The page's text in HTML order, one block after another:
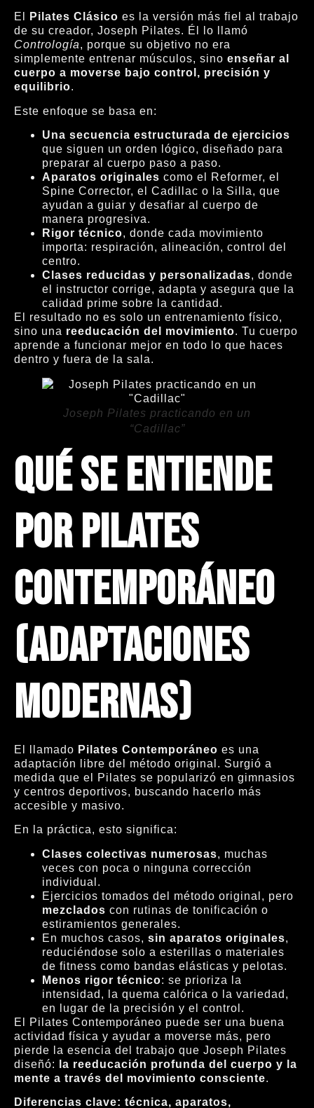
El Pilates Clásico es la versión más fiel al trabajo
de su creador, Joseph Pilates. Él lo llamó
Contrología, porque su objetivo no era
simplemente entrenar músculos, sino enseñar al
cuerpo a moverse bajo control, precisión y
equilibrio.
Este enfoque se basa en:
Una secuencia estructurada de ejercicios
que siguen un orden lógico, diseñado para
preparar al cuerpo paso a paso.
Aparatos originales como el Reformer, el
Spine Corrector, el Cadillac o la Silla, que
ayudan a guiar y desafiar al cuerpo de
manera progresiva.
Rigor técnico, donde cada movimiento
importa: respiración, alineación, control del
centro.
Clases reducidas y personalizadas, donde
el instructor corrige, adapta y asegura que la
calidad prime sobre la cantidad.
El resultado no es solo un entrenamiento físico,
sino una reeducación del movimiento. Tu cuerpo
aprende a funcionar mejor en todo lo que haces
dentro y fuera de la sala.
Joseph Pilates practicando en un
“Cadillac”
Qué se entiende
por Pilates
Contemporáneo
(adaptaciones
modernas)
El llamado Pilates Contemporáneo es una
adaptación libre del método original. Surgió a
medida que el Pilates se popularizó en gimnasios
y centros deportivos, buscando hacerlo más
accesible y masivo.
En la práctica, esto significa:
Clases colectivas numerosas, muchas
veces con poca o ninguna corrección
individual.
Ejercicios tomados del método original, pero
mezclados con rutinas de tonificación o
estiramientos generales.
En muchos casos, sin aparatos originales,
reduciéndose solo a esterillas o materiales
de fitness como bandas elásticas y pelotas.
Menos rigor técnico: se prioriza la
intensidad, la quema calórica o la variedad,
en lugar de la precisión y el control.
El Pilates Contemporáneo puede ser una buena
actividad física y ayudar a moverse más, pero
pierde la esencia del trabajo que Joseph Pilates
diseñó:
la reeducación profunda del cuerpo y la
mente a través del movimiento consciente.
Diferencias clave: técnica, aparatos,